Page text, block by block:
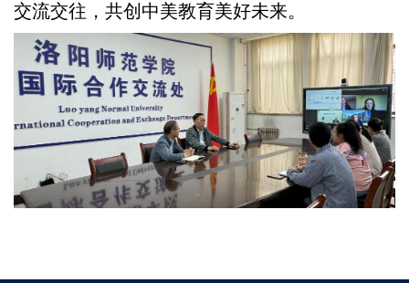
交流交往，共创中美教育美好未来。